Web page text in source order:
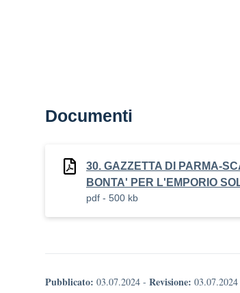
Documenti
30. GAZZETTA DI PARMA-
BONTA' PER L'EMPORIO
pdf - 500 kb
Pubblicato: 03.07.2024 - Revisione: 03.07.2024